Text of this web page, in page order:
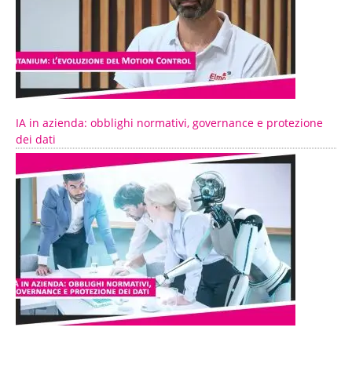
IA in azienda: obblighi normativi, governance e protezione
dei dati